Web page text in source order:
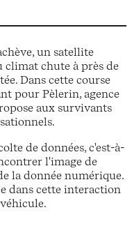
un satellite
climat chute à près de
Dans cette course
pour Pèlerin, agence
aux survivants
de données, c'est-à-
l'image de
la donnée numérique.
dans cette interaction